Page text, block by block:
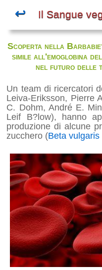
↩ Il Sangue
Scoperta nella
simile all'emoglobina
nel futuro delle
Un team di ricercatori
Leiva-Eriksson, Pierre
C. Dohm, André E.
Leif B?low), hanno
produzione di alcune
zucchero (Beta vulgaris